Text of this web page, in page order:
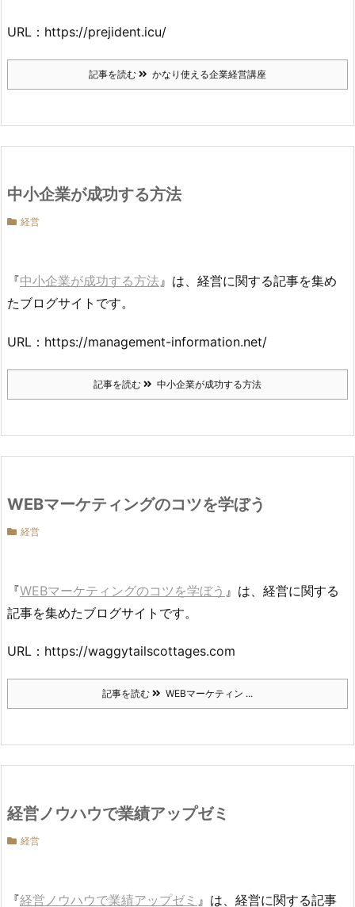
URL：https://prejident.icu/
記事を読む かなり使える企業経営講座
中小企業が成功する方法
経営
『中小企業が成功する方法 』は、経営に関する記事を集め
たブログサイトです。
URL：https://management-information.net/
記事を読む 中小企業が成功する方法
WEBマーケティングのコツを学ぼう
経営
『WEBマーケティングのコツを学ぼう 』は、経営に関する
記事を集めたブログサイトです。
URL：https://waggytailscottages.com
記事を読む WEBマーケティン ...
経営ノウハウで業績アップゼミ
経営
『経営ノウハウで業績アップゼミ 』は、経営に関する記事